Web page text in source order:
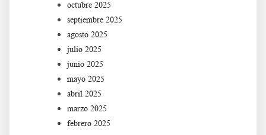
octubre 2025
septiembre 2025
agosto 2025
julio 2025
junio 2025
mayo 2025
abril 2025
marzo 2025
febrero 2025